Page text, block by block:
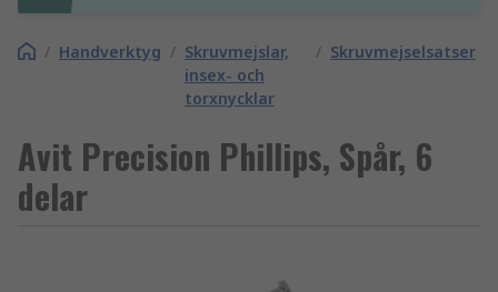
/ Handverktyg / Skruvmejslar,
insex- och
torxnycklar
/ Skruvmejselsatser
Avit Precision Phillips, Spår, 6
delar